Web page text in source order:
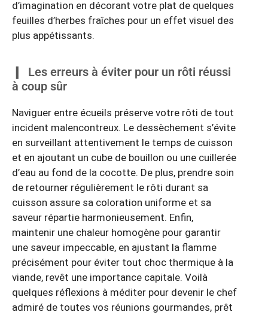
d’imagination en décorant votre plat de quelques
feuilles d’herbes fraîches pour un effet visuel des
plus appétissants.
Les erreurs à éviter pour un rôti réussi
à coup sûr
Naviguer entre écueils préserve votre rôti de tout
incident malencontreux. Le dessèchement s’évite
en surveillant attentivement le temps de cuisson
et en ajoutant un cube de bouillon ou une cuillerée
d’eau au fond de la cocotte. De plus, prendre soin
de retourner régulièrement le rôti durant sa
cuisson assure sa coloration uniforme et sa
saveur répartie harmonieusement. Enfin,
maintenir une chaleur homogène pour garantir
une saveur impeccable, en ajustant la flamme
précisément pour éviter tout choc thermique à la
viande, revêt une importance capitale. Voilà
quelques réflexions à méditer pour devenir le chef
admiré de toutes vos réunions gourmandes, prêt